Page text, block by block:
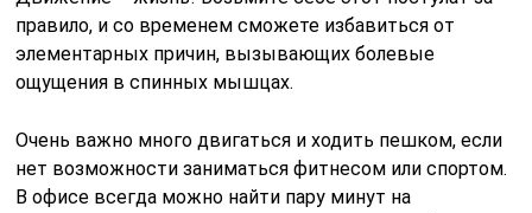
правило, и со временем сможете избавиться от
элементарных причин, вызывающих болевые
ощущения в спинных мышцах.
Очень важно много двигаться и ходить пешком, если
нет возможности заниматься фитнесом или спортом.
В офисе всегда можно найти пару минут на